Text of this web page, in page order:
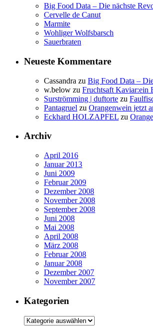
Big Food Data – Die nächste
Cervelle de Canut
Marmite
Wohliger Wolfsbarsch
Sauerbraten
Neueste Kommentare
Cassandra zu Big Food Data –
w.below zu Fruchtsaft Kaviar:ein
Surströmming | duftorte zu
Pantagruel zu Orangenwein jetzt
Eckhard HOLZAPFEL zu
Archiv
April 2016
Januar 2013
Juni 2009
Februar 2009
Dezember 2008
November 2008
September 2008
Juni 2008
Mai 2008
April 2008
März 2008
Februar 2008
Januar 2008
Dezember 2007
November 2007
Kategorien
Kategorien